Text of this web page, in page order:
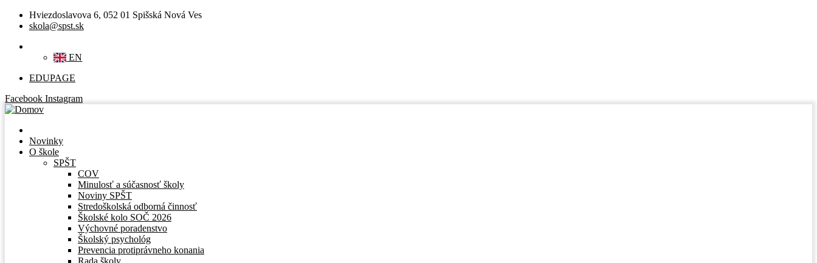
Hviezdoslavova 6, 052 01 Spišská Nová Ves
skola@spst.sk
EN
EDUPAGE
Facebook Instagram
Novinky
O škole
SPŠT
COV
Minulosť a súčasnosť školy
Noviny SPŠT
Stredoškolská odborná činnosť
Školské kolo SOČ 2026
Výchovné poradenstvo
Školský psychológ
Prevencia protiprávneho konania
Rada školy